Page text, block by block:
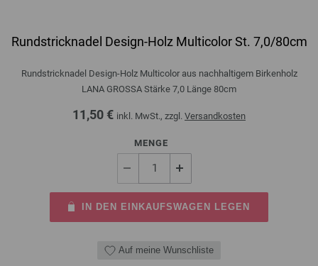
Rundstricknadel Design-Holz Multicolor St. 7,0/80cm
Rundstricknadel Design-Holz Multicolor aus nachhaltigem Birkenholz
LANA GROSSA Stärke 7,0 Länge 80cm
11,50 € inkl. MwSt., zzgl. Versandkosten
MENGE
IN DEN EINKAUFSWAGEN LEGEN
Auf meine Wunschliste